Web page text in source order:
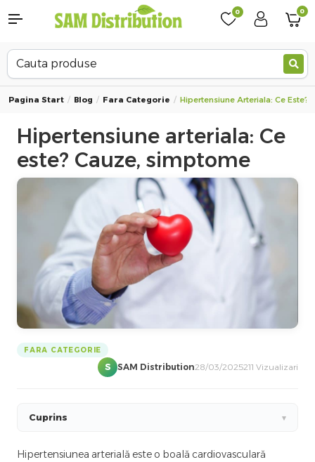
0 0
Pagina Start Blog Fara Categorie Hipertensiune Arteriala: Ce Este?
Hipertensiune arteriala: Ce
este? Cauze, simptome
FARA CATEGORIE
S SAM Distribution28/03/2025211 Vizualizari
Cuprins ▾
Hipertensiunea arterială este o boală cardiovasculară